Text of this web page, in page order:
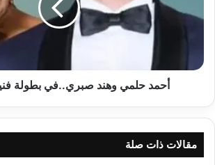
بطولة
أحمد حلمي وهند صبري..في بطولة
مقالات ذات صلة